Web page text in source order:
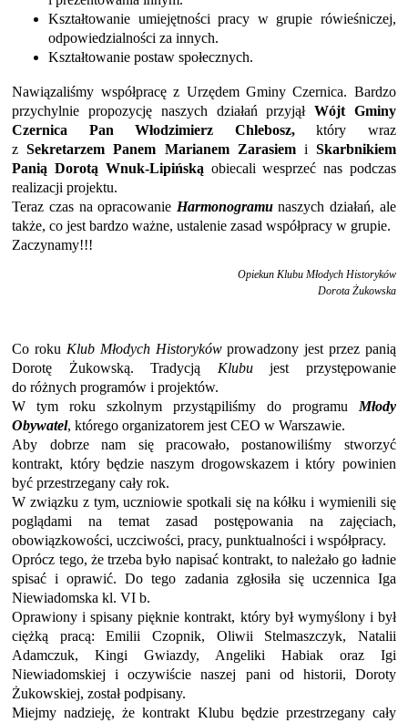
Kształtowanie umiejętności pracy w grupie rówieśniczej,
odpowiedzialności za innych.
Kształtowanie postaw społecznych.
Nawiązaliśmy współpracę z Urzędem Gminy Czernica. Bardzo
przychylnie propozycję naszych działań przyjął Wójt Gminy
Czernica Pan Włodzimierz Chlebosz,który wraz
zSekretarzem Panem Marianem Zarasiem i Skarbnikiem
Panią Dorotą Wnuk-Lipińską obiecali wesprzeć nas podczas
realizacji projektu.
Teraz czas na opracowanie Harmonogramunaszych działań, ale
także, co jest bardzo ważne, ustalenie zasad współpracy w grupie.
Zaczynamy!!!
Opiekun Klubu Młodych Historyków
Dorota Żukowska
Co roku Klub Młodych Historykówprowadzony jest przez panią
Dorotę Żukowską. Tradycją Klubujest przystępowanie
do różnych programów i projektów.
W tym roku szkolnym przystąpiliśmy do programu Młody
Obywatel, którego organizatorem jest CEO w Warszawie.
Aby dobrze nam się pracowało, postanowiliśmy stworzyć
kontrakt, który będzie naszym drogowskazem i który powinien
być przestrzegany cały rok.
W związku z tym, uczniowie spotkali się na kółku i wymienili się
poglądami na temat zasad postępowania na zajęciach,
obowiązkowości, uczciwości, pracy, punktualności i współpracy.
Oprócz tego, że trzeba było napisać kontrakt, to należało go ładnie
spisać i oprawić. Do tego zadania zgłosiła się uczennica Iga
Niewiadomska kl. VI b.
Oprawiony i spisany pięknie kontrakt, który był wymyślony i był
ciężką pracą: Emilii Czopnik, Oliwii Stelmaszczyk, Natalii
Adamczuk, Kingi Gwiazdy, Angeliki Habiak oraz Igi
Niewiadomskiej i oczywiście naszej pani od historii, Doroty
Żukowskiej, został podpisany.
Miejmy nadzieję, że kontrakt Klubu będzie przestrzegany cały